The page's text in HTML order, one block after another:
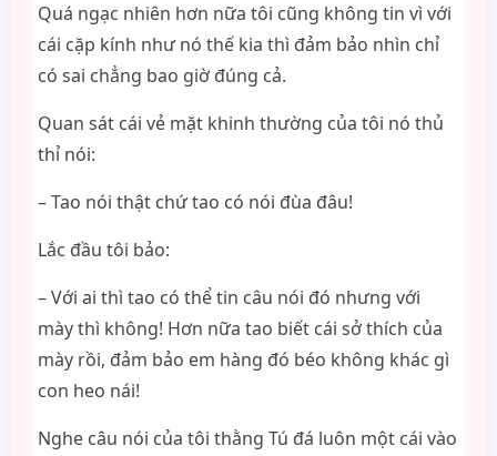
Quá ngạc nhiên hơn nữa tôi cũng không tin vì với
cái cặp kính như nó thế kia thì đảm bảo nhìn chỉ
có sai chẳng bao giờ đúng cả.
Quan sát cái vẻ mặt khinh thường của tôi nó thủ
thỉ nói:
– Tao nói thật chứ tao có nói đùa đâu!
Lắc đầu tôi bảo:
– Với ai thì tao có thể tin câu nói đó nhưng với
mày thì không! Hơn nữa tao biết cái sở thích của
mày rồi, đảm bảo em hàng đó béo không khác gì
con heo nái!
Nghe câu nói của tôi thằng Tú đá luôn một cái vào